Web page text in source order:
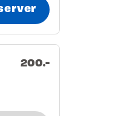
200.-